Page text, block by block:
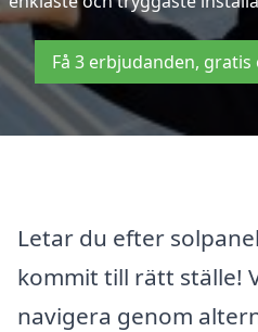
Få 3 erbjudanden,
Letar du efter
kommit till rätt ställe!
navigera genom